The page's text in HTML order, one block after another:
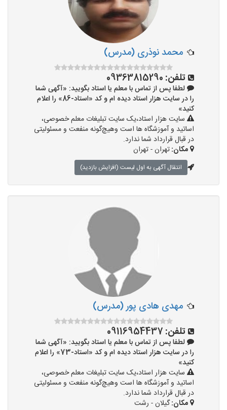
محمد نوذری (مدرس)
تلفن: 09363815290
لطفا پس از تماس با معلم یا استاد بگویید: «آگهی شما
را در سایت هزار استاد دیده ام و کد «استاد-86» را اعلام
کنید»
سایت هزار استاد،یک سایت تبلیغات معلم خصوصی،
اساتید و آموزشگاه ها است وهیچ‌گونه منفعت و مسئولیتی
در قبال قرارداد شما ندارد.
مکان:تهران - تهران
انتقال آگهی به اول لیست (افزایش بازدید)
مهدی هادی پور (مدرس)
تلفن: 09116954437
لطفا پس از تماس با معلم یا استاد بگویید: «آگهی شما
را در سایت هزار استاد دیده ام و کد «استاد-73» را اعلام
کنید»
سایت هزار استاد،یک سایت تبلیغات معلم خصوصی،
اساتید و آموزشگاه ها است وهیچ‌گونه منفعت و مسئولیتی
در قبال قرارداد شما ندارد.
مکان:گیلان - رشت